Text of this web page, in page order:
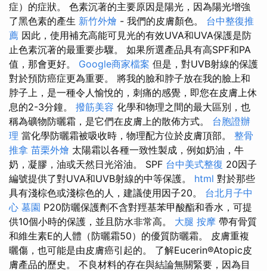
症）的症狀。 色素沉著的主要原因是陽光，因為陽光增強
了黑色素的產生 新竹外燴 - 我們的皮膚顏色。 台中整復推
薦 因此，使用補充高能可見光的有效UVA和UVA保護是防
止色素沉著的最重要步驟。 如果所選產品具有高SPF和PA
值，那會更好。 Google商家檔案 但是，對UVB射線的保護
對於預防癌症更為重要。 將我的臉和脖子放在我的臉上和
脖子上，是一種令人愉悅的，刺痛的感覺，即您在皮膚上休
息的2-3分鐘。 撥筋美容 化學和物理之間的最大區別，也
稱為礦物防曬霜，是它們在皮膚上的散佈方式。 台胞證辦
理 當化學防曬霜被吸收時，物理配方位於皮膚頂部。 整骨
推拿 苗栗外燴 太陽霜以各種一致性製成，例如奶油，牛
奶，凝膠，油或天然日光浴油。 SPF 台中美式整復 20因子
編號提供了對UVA和UVB射線的中等保護。 html 對於那些
具有淺棕色或淺棕色的人，建議使用因子20。 台北月子中
心 墓園 P20防曬保護劑不含對羥基苯甲酸酯和香水，可提
供10個小時的保護，並且防水非常高。 大腿 按摩 帶有骨質
和維生素E的人體（防曬霜50）的優質防曬霜。 皮膚重複
曬傷，也可能是由皮膚癌引起的。 了解Eucerin®Atopic皮
膚產品的歷史。 不良材料的存在與結論無關緊要，因為目